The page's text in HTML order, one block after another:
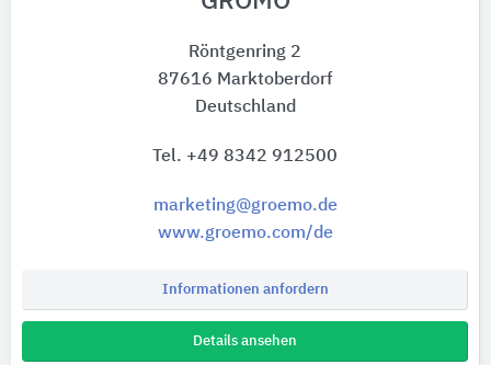
Röntgenring 2
87616 Marktoberdorf
Deutschland
Tel. +49 8342 912500
marketing@groemo.de
www.groemo.com/de
Informationen anfordern
Details ansehen